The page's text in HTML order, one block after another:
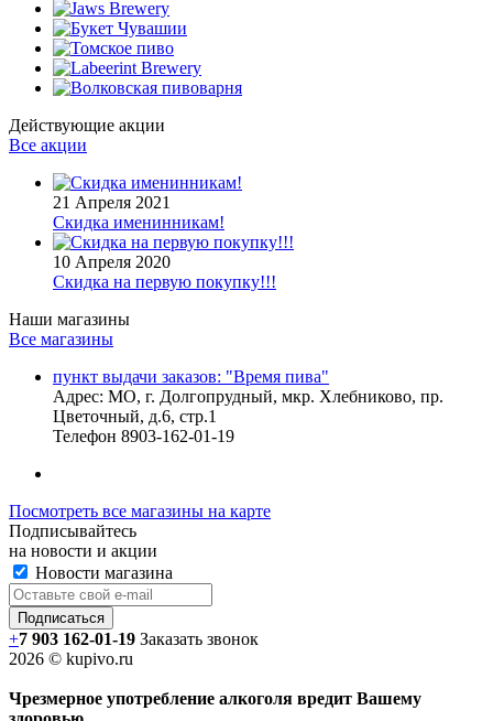
Действующие акции
Все акции
21 Апреля 2021
Скидка именинникам!
10 Апреля 2020
Скидка на первую покупку!!!
Наши магазины
Все магазины
пункт выдачи заказов: "Время пива"
Адрес: МО, г. Долгопрудный, мкр. Хлебниково, пр.
Цветочный, д.6, стр.1
Телефон 8903-162-01-19
Посмотреть все магазины на карте
Подписывайтесь
на новости и акции
Новости магазина
+7 903 162-01-19 Заказать звонок
2026 © kupivo.ru
Чрезмерное употребление алкоголя вредит Вашему